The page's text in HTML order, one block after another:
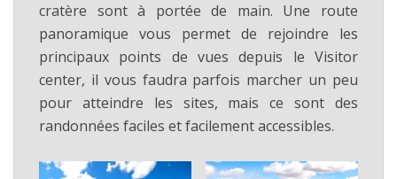
cratère sont à portée de main. Une route
panoramique vous permet de rejoindre les
principaux points de vues depuis le Visitor
center, il vous faudra parfois marcher un peu
pour atteindre les sites, mais ce sont des
randonnées faciles et facilement accessibles.